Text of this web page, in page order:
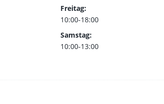
Freitag:
10:00-18:00
Samstag:
10:00-13:00